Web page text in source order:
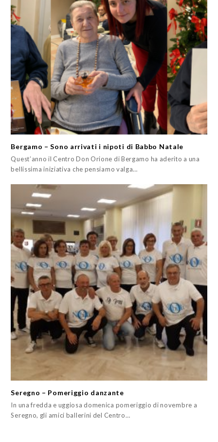
Bergamo – Sono arrivati i nipoti di Babbo Natale
Quest’anno il Centro Don Orione di Bergamo ha aderito a una
bellissima iniziativa che pensiamo valga…
Seregno – Pomeriggio danzante
In una fredda e uggiosa domenica pomeriggio di novembre a
Seregno, gli amici ballerini del Centro…